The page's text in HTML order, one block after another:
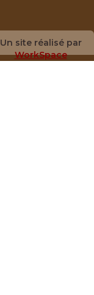
Un site réalisé par
WorkSpace